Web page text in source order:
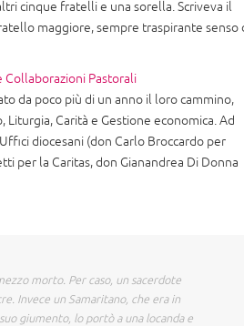
cinque fratelli e una sorella. Scriveva il
maggiore, sempre traspirante senso
Pastorali
da poco più di un anno il loro cammino,
Carità e Gestione economica. Ad
diocesani (don Carlo Broccardo per
per la Caritas, don Gianandrea Di Donna
morto. Per caso, un sacerdote
Invece un Samaritano, che era in
giumento, lo portò a una locanda e